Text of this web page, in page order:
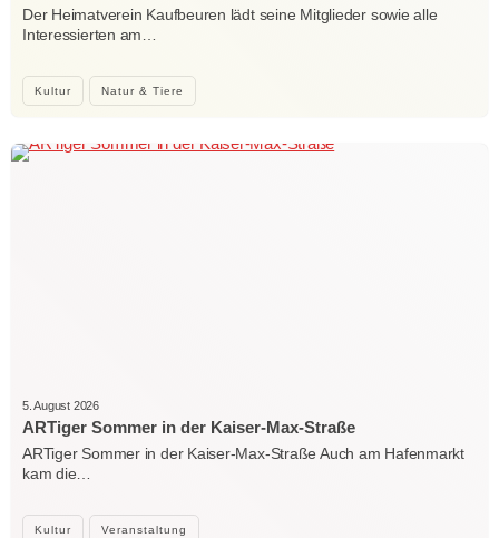
Kultur Natur & Tiere
Der Heimatverein Kaufbeuren lädt seine Mitglieder sowie alle
Interessierten am…
Kultur Veranstaltung
5. August 2026
ARTiger Sommer in der Kaiser-Max-Straße
ARTiger Sommer in der Kaiser-Max-Straße Auch am Hafenmarkt
kam die…